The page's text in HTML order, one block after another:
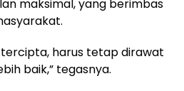
maksimal, yang berimbas
harus tetap dirawat
baik,” tegasnya.